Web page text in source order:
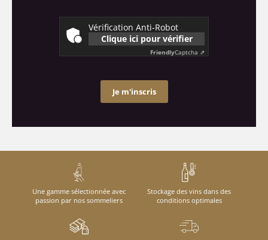
Vérification Anti-Robot
Clique ici pour vérifier
FriendlyCaptcha ⇗
Je m'inscris
Une gamme sélectionnée avec
passion par nos sommeliers
Stockage des vins dans des
conditions optimales